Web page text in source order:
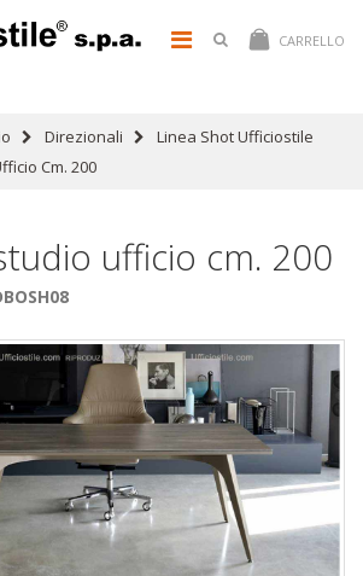
CARRELLO
Direzionali
Linea Shot Ufficiostile
Cm. 200
ufficio cm. 200